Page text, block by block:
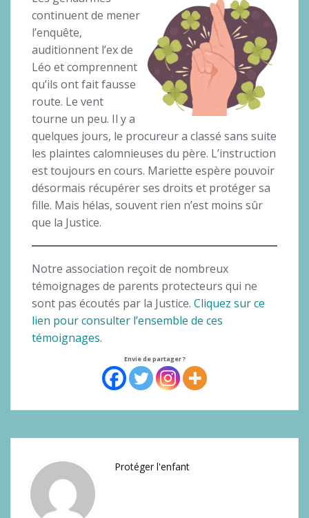
continuent de mener
l’enquête,
auditionnent l’ex de
Léo et comprennent
qu’ils ont fait fausse
route. Le vent
tourne un peu. Il y a
quelques jours, le procureur a classé sans suite
les plaintes calomnieuses du père. L’instruction
est toujours en cours. Mariette espère pouvoir
désormais récupérer ses droits et protéger sa
fille. Mais hélas, souvent rien n’est moins sûr
que la Justice.
Notre association reçoit de nombreux
témoignages de parents protecteurs qui ne
sont pas écoutés par la Justice. Cliquez sur ce
lien pour consulter l’ensemble de ces
témoignages.
Envie de partager ?
Protéger l'enfant